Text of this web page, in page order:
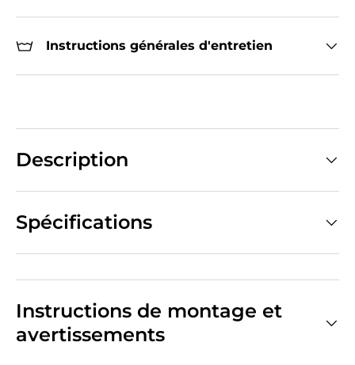
Instructions générales d'entretien
Description
Spécifications
Instructions de montage et
avertissements